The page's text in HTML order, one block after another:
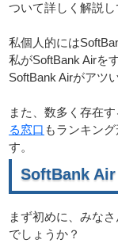
ついて詳しく解説し
私個人的には
私がSoftBank Airを
SoftBank Airがアツ
また、数多く存在
る窓口 もランキン
す。
SoftBank Air
まず初めに、みな
でしょうか？